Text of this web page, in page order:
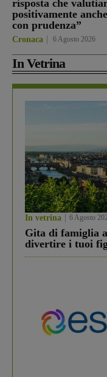
risposta che
positivamente
con prudenza”
Cronaca 6 Agosto 2026
In Vetrina
In vetrina 6 Agosto
Gita di famiglia
divertire i tuoi